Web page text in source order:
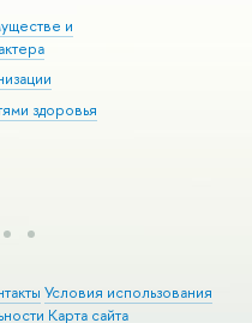
и
здоровья
Условия использования
Карта сайта